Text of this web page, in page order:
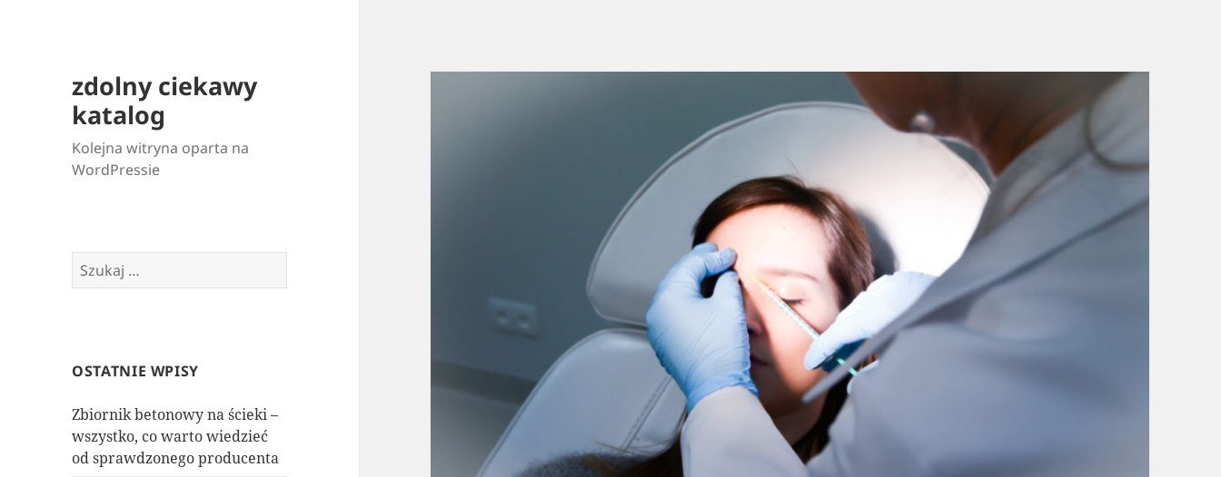
zdolny ciekawy
katalog
Kolejna witryna oparta na
WordPressie
Szukaj:
OSTATNIE WPISY
Zbiornik betonowy na ścieki –
wszystko, co warto wiedzieć
od sprawdzonego producenta